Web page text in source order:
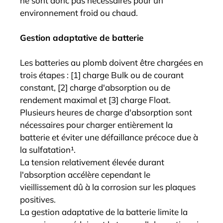
environnement froid ou chaud.
Gestion adaptative de batterie
Les batteries au plomb doivent être chargées en
trois étapes : [1] charge Bulk ou de courant
constant, [2] charge d'absorption ou de
rendement maximal et [3] charge Float.
Plusieurs heures de charge d'absorption sont
nécessaires pour charger entièrement la
batterie et éviter une défaillance précoce due à
la sulfatation¹.
La tension relativement élevée durant
l'absorption accélère cependant le
vieillissement dû à la corrosion sur les plaques
positives.
La gestion adaptative de la batterie limite la